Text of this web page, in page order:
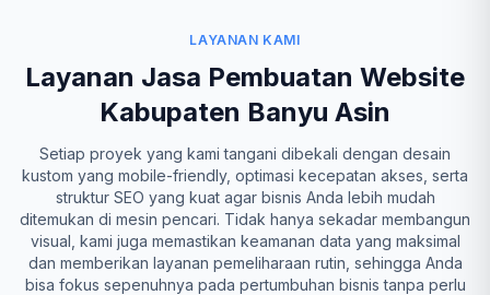
LAYANAN KAMI
Layanan Jasa Pembuatan Website
Kabupaten Banyu Asin
Setiap proyek yang kami tangani dibekali dengan desain
kustom yang mobile-friendly, optimasi kecepatan akses, serta
struktur SEO yang kuat agar bisnis Anda lebih mudah
ditemukan di mesin pencari. Tidak hanya sekadar membangun
visual, kami juga memastikan keamanan data yang maksimal
dan memberikan layanan pemeliharaan rutin, sehingga Anda
bisa fokus sepenuhnya pada pertumbuhan bisnis tanpa perlu